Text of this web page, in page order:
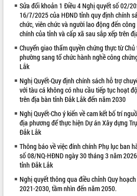
Bí thư Tỉnh ủy Lương Nguyễn Minh
Triết thăm, tặng quà người có công với
cách mạng
Rà soát, hoàn thiện hệ thống thiết chế
văn hóa, thể thao đáp ứng yêu cầu
phát triển mới
Thường trực HĐND tỉnh Đắk Lắk gặp
mặt Đoàn chuyên gia y tế TP. Hồ Chí
Minh
Lễ truy điệu và an táng hài cốt liệt sĩ
tại Nghĩa trang Liệt sĩ xã Sơn Hòa
ALBUM ẢNH
Sửa đổi khoản 1 Điều 4 Nghị quyết số 02/
16/7/2025 của HĐND tỉnh quy định chính
chức, viên chức và người lao động đến
chính của tỉnh và cấp xã sau sắp xếp trên
Chuyển giao thẩm quyền chứng thực từ
phường sang tổ chức hành nghề công
Lắk
Nghị Quyết-Quy định chính sách hỗ trợ
với tàu cá không có nhu cầu tiếp tục hoạt
trên địa bàn tỉnh Đắk Lắk đến năm 2030
Nghị Quyết-Cho ý kiến về cam kết bố trí
địa phương để thực hiện Dự án Xây dựng
Đắk Lắk
Thông báo về việc đính chính Phụ lục ban
số 08/NQ-HĐND ngày 30 tháng 3 năm
tỉnh Đắk Lắk
Nghị quyết thông qua điều chỉnh Quy
2021-2030, tầm nhìn đến năm 2050.